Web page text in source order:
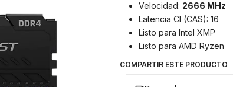
Velocidad: 2666 MHz
Latencia Cl (CAS): 16
Listo para Intel XMP
Listo para AMD Ryzen
COMPARTIR ESTE PRODUCTO